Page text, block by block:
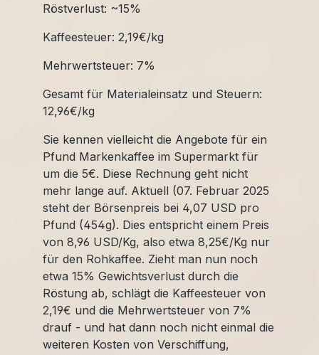
Röstverlust: ~15%
Kaffeesteuer: 2,19€/kg
Mehrwertsteuer: 7%
Gesamt für Materialeinsatz und Steuern:
12,96€/kg
Sie kennen vielleicht die Angebote für ein
Pfund Markenkaffee im Supermarkt für
um die 5€. Diese Rechnung geht nicht
mehr lange auf. Aktuell (07. Februar 2025
steht der Börsenpreis bei 4,07 USD pro
Pfund (454g). Dies entspricht einem Preis
von 8,96 USD/Kg, also etwa 8,25€/Kg nur
für den Rohkaffee. Zieht man nun noch
etwa 15% Gewichtsverlust durch die
Röstung ab, schlägt die Kaffeesteuer von
2,19€ und die Mehrwertsteuer von 7%
drauf - und hat dann noch nicht einmal die
weiteren Kosten von Verschiffung,